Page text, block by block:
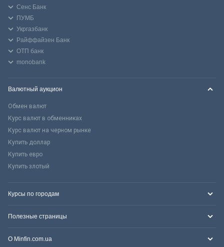
Сенс Банк
ПУМБ
Укргазбанк
Райффайзен Банк
ОТП банк
monobank
Валютный аукцион
Обмен валют
Курс валют в обменниках
Курс валют на черном рынке
Купить доллар
Купить евро
Купить злотый
Курсы по городам
Полезные страницы
О Minfin.com.ua